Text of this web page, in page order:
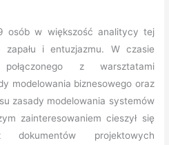
osób w większość analitycy tej
zapału i entuzjazmu. W czasie
z warsztatami
modelowania biznesowego oraz
zasady modelowania systemów
zainteresowaniem cieszył się
projektowych